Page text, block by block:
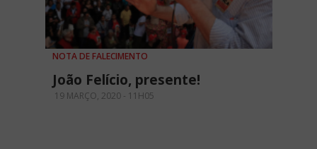
NOTA DE FALECIMENTO
João Felício, presente!
19 MARÇO, 2020 - 11H05